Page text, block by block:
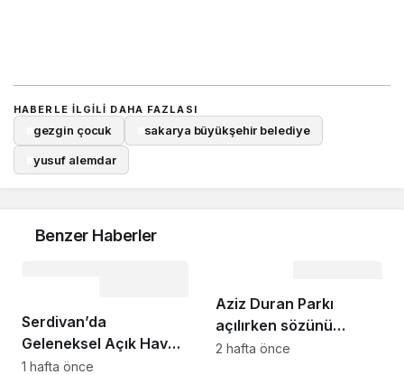
HABERLE ILGILI DAHA FAZLASI
gezgin çocuk sakarya büyükşehir belediye
yusuf alemdar
Benzer Haberler
Serdivan’da
Geleneksel Açık Hava
Sinema Geceleri
1 hafta önce
Aziz Duran Parkı
açılırken sözünü
vermişti, proje
2 hafta önce